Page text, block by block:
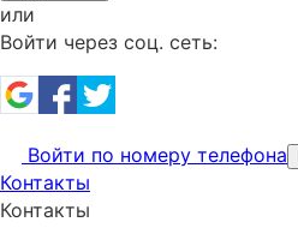
или
Войти через соц. сеть:
Войти по номеру телефона
Контакты
Контакты